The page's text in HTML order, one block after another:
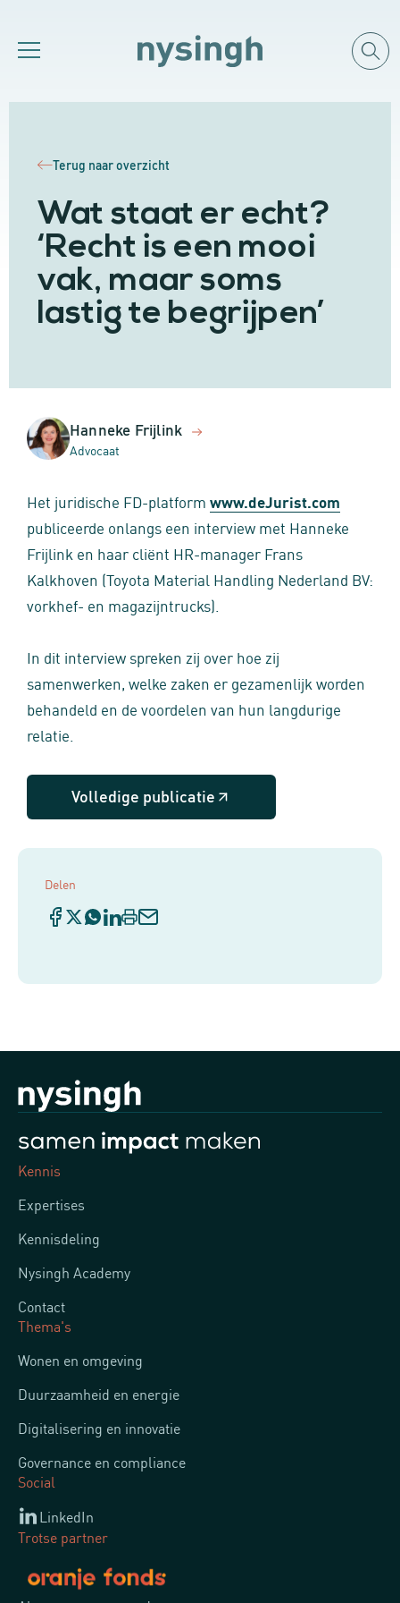
Terug naar overzicht
Wat staat er echt?
‘Recht is een mooi
vak, maar soms
lastig te begrijpen’
Hanneke Frijlink
Advocaat
Het juridische FD-platform www.deJurist.com
publiceerde onlangs een interview met Hanneke
Frijlink en haar cliënt HR-manager Frans
Kalkhoven (Toyota Material Handling Nederland BV:
vorkhef- en magazijntrucks).
In dit interview spreken zij over hoe zij
samenwerken, welke zaken er gezamenlijk worden
behandeld en de voordelen van hun langdurige
relatie.
Volledige publicatie
Delen
Kennis
Expertises
Kennisdeling
Nysingh Academy
Contact
Thema's
Wonen en omgeving
Duurzaamheid en energie
Digitalisering en innovatie
Governance en compliance
Social
LinkedIn
Trotse partner